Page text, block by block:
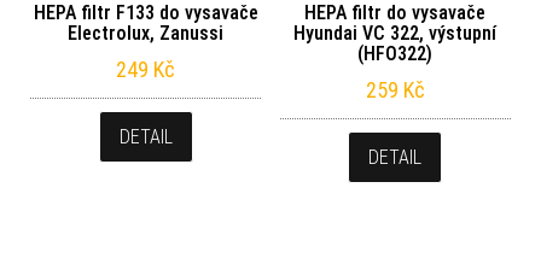
HEPA filtr F133 do vysavače
Electrolux, Zanussi
249 Kč
DETAIL
HEPA filtr do vysavače
Hyundai VC 322, výstupní
(HFO322)
259 Kč
DETAIL